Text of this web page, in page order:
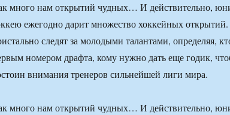
много нам открытий чудных… И действительно,
ежегодно дарит множество хоккейных
следят за молодыми талантами, определяя,
номером драфта, кому нужно дать еще годик,
внимания тренеров сильнейшей лиги мира.
много нам открытий чудных… И действительно,